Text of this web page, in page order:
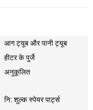
आग ट्यूब और पानी ट्यूब
हीटर के पुर्जे
अनुकूलित
नि: शुल्क स्पेयर पार्ट्स